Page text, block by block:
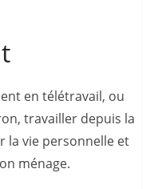
en télétravail, ou
travailler depuis la
la vie personnelle et
ménage.